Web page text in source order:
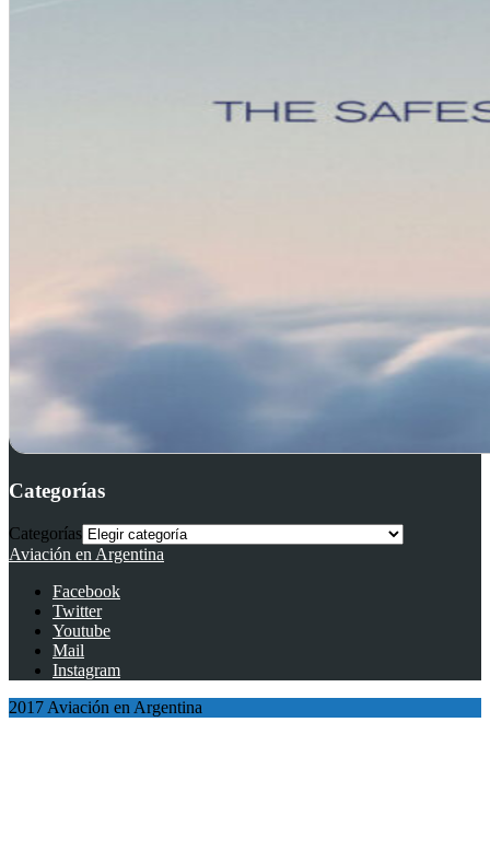
Categorías
Categorías
Aviación en Argentina
Facebook
Twitter
Youtube
Mail
Instagram
2017 Aviación en Argentina